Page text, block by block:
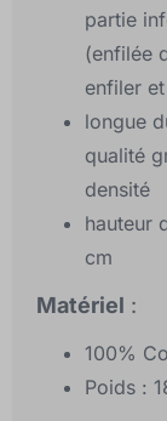
partie
(enfilée
enfiler
longue
qualité
densité
hauteur
cm
Matériel :
100%
Poids :